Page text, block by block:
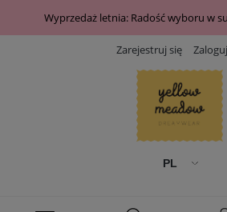
Wyprzedaż letnia: Radość wyboru w
Zarejestruj się